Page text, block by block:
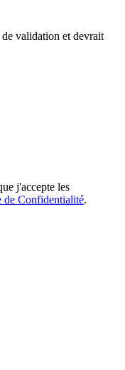
de validation et devrait
j'accepte les
de Confidentialité.